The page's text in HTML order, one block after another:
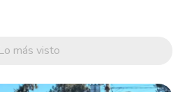
Lo más visto